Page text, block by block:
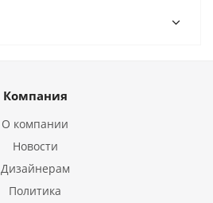
Компания
О компании
Новости
Дизайнерам
Политика